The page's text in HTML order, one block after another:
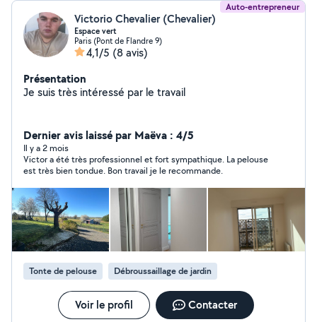
Auto-entrepreneur
Victorio Chevalier (Chevalier)
Espace vert
Paris (Pont de Flandre 9)
4,1/5 (8 avis)
Présentation
Je suis très intéressé par le travail
Dernier avis laissé par Maëva : 4/5
Il y a 2 mois
Victor a été très professionnel et fort sympathique. La pelouse
est très bien tondue. Bon travail je le recommande.
Tonte de pelouse Débroussaillage de jardin
Voir le profil Contacter